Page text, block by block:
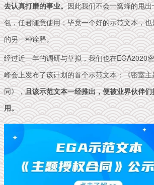
去认真打磨的事业。因此我们不会一窝蜂的甩
包，任君随意使用；毕竟一个好的示范文本，也
的另一种诠释。
经过近一年的调研与草拟，我们也在EGA2020
峰会上发布了该计划的首个示范文本：《密室
同》，且该示范文本一经推出，便被业界伙伴
用。